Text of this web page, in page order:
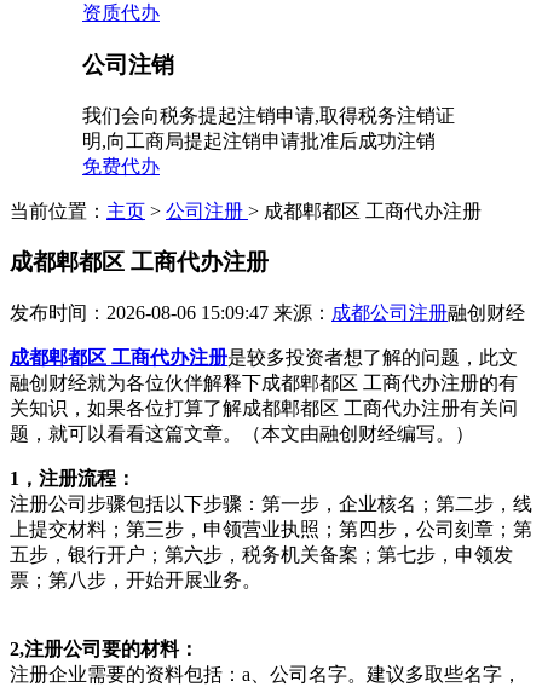
资质代办
公司注销
我们会向税务提起注销申请,取得税务注销证
明,向工商局提起注销申请批准后成功注销
免费代办
当前位置： 主页 > 公司注册 > 成都郫都区 工商代办注册
成都郫都区 工商代办注册
发布时间：2026-08-06 15:09:47 来源： 成都公司注册融创财经
成都郫都区 工商代办注册是较多投资者想了解的问题，此文
融创财经就为各位伙伴解释下成都郫都区 工商代办注册的有
关知识，如果各位打算了解成都郫都区 工商代办注册有关问
题，就可以看看这篇文章。（本文由融创财经编写。）
1，注册流程：
注册公司步骤包括以下步骤：第一步，企业核名；第二步，线
上提交材料；第三步，申领营业执照；第四步，公司刻章；第
五步，银行开户；第六步，税务机关备案；第七步，申领发
票；第八步，开始开展业务。
2,注册公司要的材料：
注册企业需要的资料包括：a、公司名字。建议多取些名字，